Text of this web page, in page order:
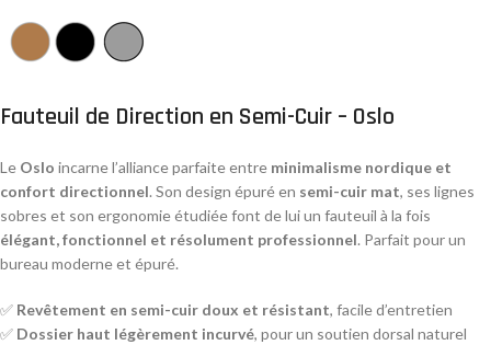
Fauteuil de Direction en Semi-Cuir – Oslo
Le Oslo incarne l’alliance parfaite entre minimalisme nordique et
confort directionnel. Son design épuré en semi-cuir mat, ses lignes
sobres et son ergonomie étudiée font de lui un fauteuil à la fois
élégant, fonctionnel et résolument professionnel. Parfait pour un
bureau moderne et épuré.
✅ Revêtement en semi-cuir doux et résistant, facile d’entretien
✅ Dossier haut légèrement incurvé, pour un soutien dorsal naturel